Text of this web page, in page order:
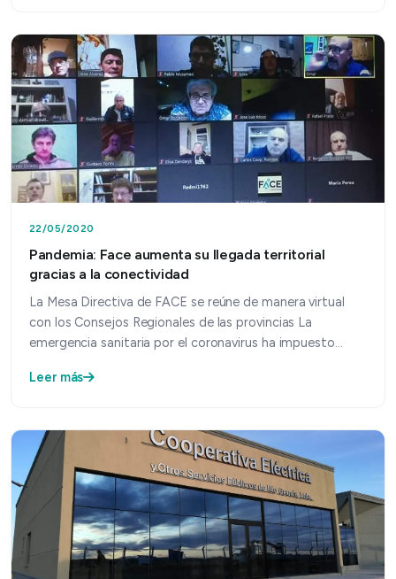
22/05/2020
Pandemia: Face aumenta su llegada territorial
gracias a la conectividad
La Mesa Directiva de FACE se reúne de manera virtual
con los Consejos Regionales de las provincias La
emergencia sanitaria por el coronavirus ha impuesto
Leer más